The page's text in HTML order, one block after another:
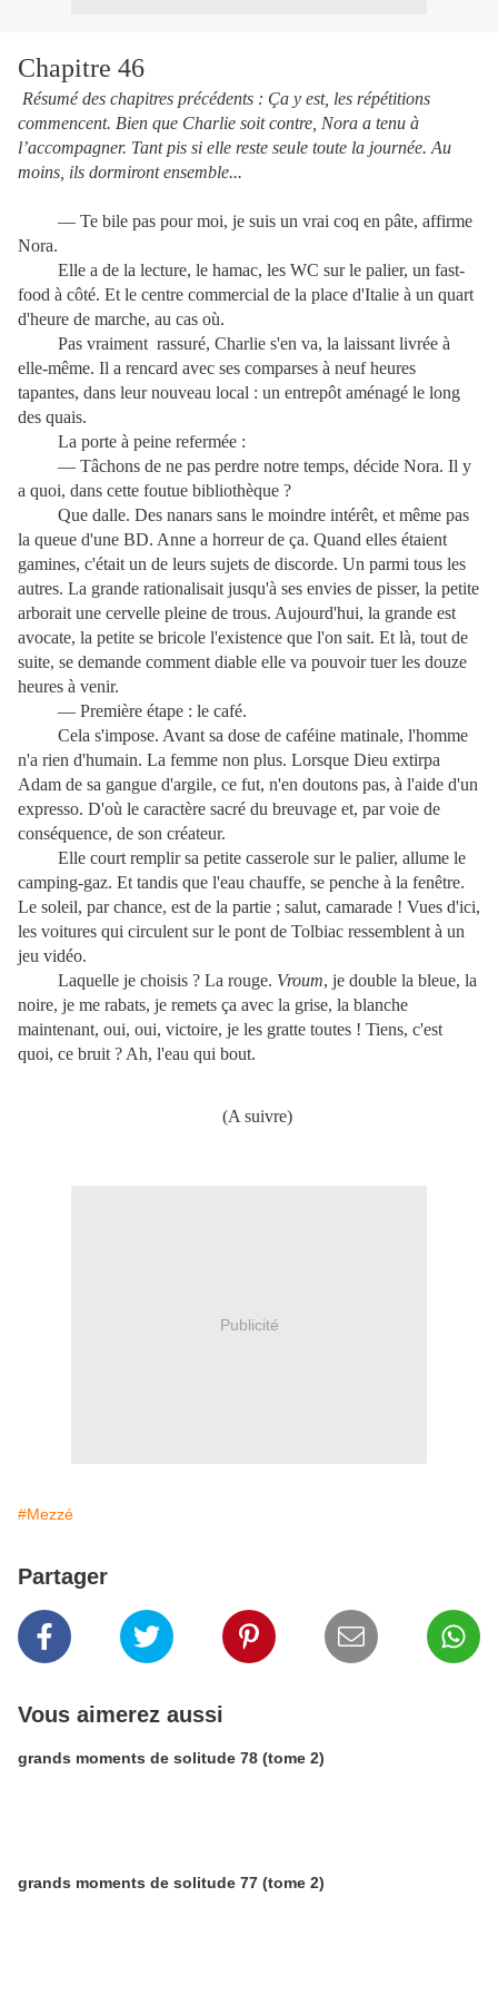
Chapitre 46
Résumé des chapitres précédents : Ça y est, les répétitions
commencent. Bien que Charlie soit contre, Nora a tenu à
l’accompagner. Tant pis si elle reste seule toute la journée. Au
moins, ils dormiront ensemble...
— Te bile pas pour moi, je suis un vrai coq en pâte, affirme
Nora.
Elle a de la lecture, le hamac, les WC sur le palier, un fast-
food à côté. Et le centre commercial de la place d'Italie à un quart
d'heure de marche, au cas où.
Pas vraiment rassuré, Charlie s'en va, la laissant livrée à
elle-même. Il a rencard avec ses comparses à neuf heures
tapantes, dans leur nouveau local : un entrepôt aménagé le long
des quais.
La porte à peine refermée :
— Tâchons de ne pas perdre notre temps, décide Nora. Il y
a quoi, dans cette foutue bibliothèque ?
Que dalle. Des nanars sans le moindre intérêt, et même pas
la queue d'une BD. Anne a horreur de ça. Quand elles étaient
gamines, c'était un de leurs sujets de discorde. Un parmi tous les
autres. La grande rationalisait jusqu'à ses envies de pisser, la petite
arborait une cervelle pleine de trous. Aujourd'hui, la grande est
avocate, la petite se bricole l'existence que l'on sait. Et là, tout de
suite, se demande comment diable elle va pouvoir tuer les douze
heures à venir.
— Première étape : le café.
Cela s'impose. Avant sa dose de caféine matinale, l'homme
n'a rien d'humain. La femme non plus. Lorsque Dieu extirpa
Adam de sa gangue d'argile, ce fut, n'en doutons pas, à l'aide d'un
expresso. D'où le caractère sacré du breuvage et, par voie de
conséquence, de son créateur.
Elle court remplir sa petite casserole sur le palier, allume le
camping-gaz. Et tandis que l'eau chauffe, se penche à la fenêtre.
Le soleil, par chance, est de la partie ; salut, camarade ! Vues d'ici,
les voitures qui circulent sur le pont de Tolbiac ressemblent à un
jeu vidéo.
Laquelle je choisis ? La rouge. Vroum, je double la bleue, la
noire, je me rabats, je remets ça avec la grise, la blanche
maintenant, oui, oui, victoire, je les gratte toutes ! Tiens, c'est
quoi, ce bruit ? Ah, l'eau qui bout.
(A suivre)
Publicité
#Mezzé
Partager
Vous aimerez aussi
grands moments de solitude 78 (tome 2)
grands moments de solitude 77 (tome 2)